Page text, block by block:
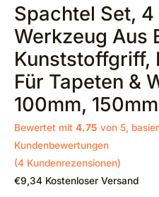
Spachtel Set,
Werkzeug Aus
Kunststoffgriff,
Für Tapeten &
100mm,
Bewertet mit 4.75 von 5,
Kundenbewertungen
(4 Kundenrezensionen)
€9,34 Kostenloser Versand